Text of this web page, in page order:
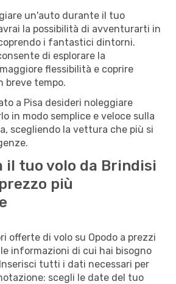
un'auto durante il tuo
la possibilità di avventurarti in
i fantastici dintorni.
di esplorare la
flessibilità e coprire
breve tempo.
a Pisa desideri noleggiare
in modo semplice e veloce sulla
scegliendo la vettura che più si
il tuo volo da Brindisi
più
offerte di volo su Opodo a prezzi
informazioni di cui hai bisogno
tutti i dati necessari per
scegli le date del tuo